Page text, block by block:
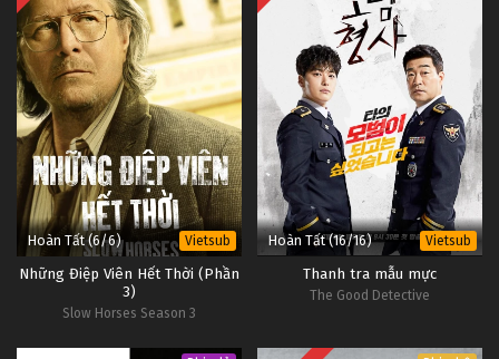
Hoàn Tất (6/6) Vietsub
Những Điệp Viên Hết Thời (Phần
3)
Slow Horses Season 3
Hoàn Tất (16/16) Vietsub
Thanh tra mẫu mực
The Good Detective